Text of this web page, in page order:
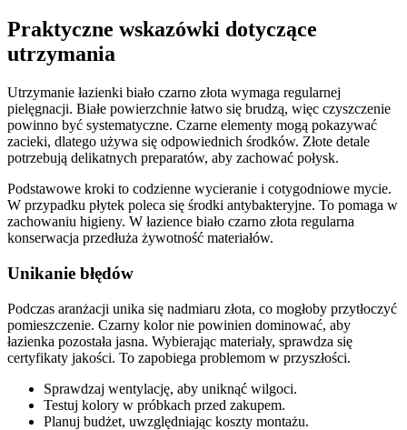
Praktyczne wskazówki dotyczące
utrzymania
Utrzymanie łazienki biało czarno złota wymaga regularnej
pielęgnacji. Białe powierzchnie łatwo się brudzą, więc czyszczenie
powinno być systematyczne. Czarne elementy mogą pokazywać
zacieki, dlatego używa się odpowiednich środków. Złote detale
potrzebują delikatnych preparatów, aby zachować połysk.
Podstawowe kroki to codzienne wycieranie i cotygodniowe mycie.
W przypadku płytek poleca się środki antybakteryjne. To pomaga w
zachowaniu higieny. W łazience biało czarno złota regularna
konserwacja przedłuża żywotność materiałów.
Unikanie błędów
Podczas aranżacji unika się nadmiaru złota, co mogłoby przytłoczyć
pomieszczenie. Czarny kolor nie powinien dominować, aby
łazienka pozostała jasna. Wybierając materiały, sprawdza się
certyfikaty jakości. To zapobiega problemom w przyszłości.
Sprawdzaj wentylację, aby uniknąć wilgoci.
Testuj kolory w próbkach przed zakupem.
Planuj budżet, uwzględniając koszty montażu.